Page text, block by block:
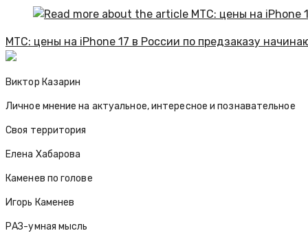
МТС: цены на iPhone 17 в России по предзаказу
Виктор Казарин
Личное мнение на актуальное, интересное и познавательное
Своя территория
Елена Хабарова
Каменев по голове
Игорь Каменев
РАЗ-умная мысль